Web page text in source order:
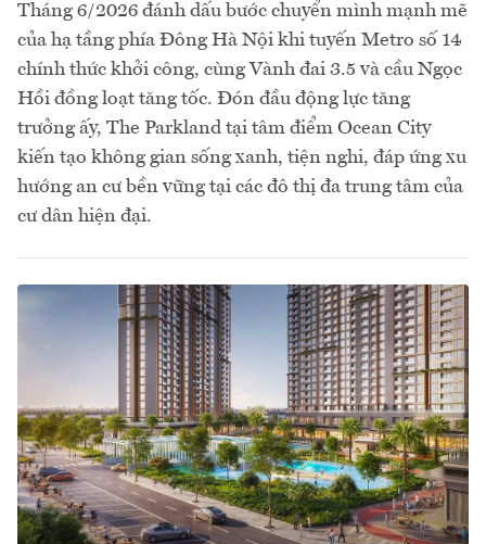
Tháng 6/2026 đánh dấu bước chuyển mình mạnh mẽ
của hạ tầng phía Đông Hà Nội khi tuyến Metro số 14
chính thức khởi công, cùng Vành đai 3.5 và cầu Ngọc
Hồi đồng loạt tăng tốc. Đón đầu động lực tăng
trưởng ấy, The Parkland tại tâm điểm Ocean City
kiến tạo không gian sống xanh, tiện nghi, đáp ứng xu
hướng an cư bền vững tại các đô thị đa trung tâm của
cư dân hiện đại.